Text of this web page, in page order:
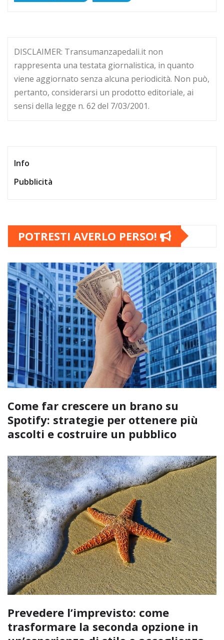
DISCLAIMER: Transumanzapedali.it non
rappresenta una testata giornalistica, in quanto
viene aggiornato senza alcuna periodicità. Non può,
pertanto, considerarsi un prodotto editoriale, ai
sensi della legge n. 62 del 7/03/2001.
Info
Pubblicità
POTRESTI AVERLO PERSO!
Come far crescere un brano su
Spotify: strategie per ottenere più
ascolti e costruire un pubblico
Prevedere l’imprevisto: come
trasformare la seconda opzione in